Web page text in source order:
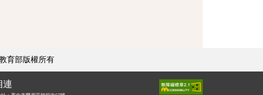
育部版權所有
連